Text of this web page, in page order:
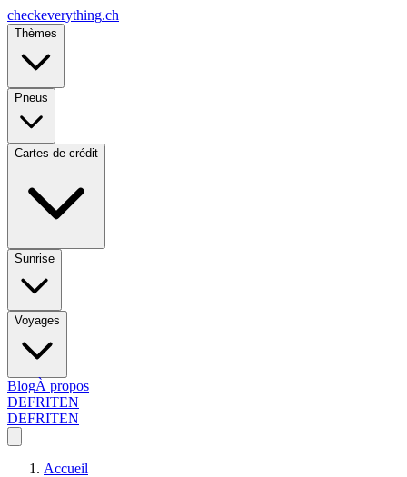
checkeverything.ch
Thèmes
Pneus
Cartes de crédit
Sunrise
Voyages
BlogÀ propos
DEFRITEN
DEFRITEN
Accueil